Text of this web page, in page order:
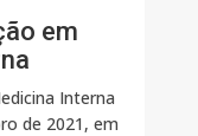
em
Interna
de 2021, em